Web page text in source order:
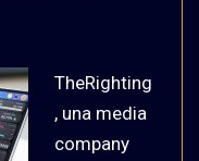
TheRighting
, una media
company